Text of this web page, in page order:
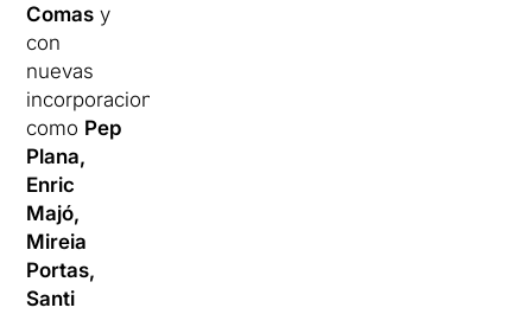
Comas y
con
nuevas
incorporaciones
como Pep
Plana,
Enric
Majó,
Mireia
Portas,
Santi